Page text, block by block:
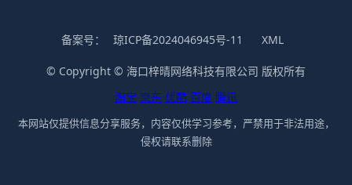
备案号： 琼ICP备2024046945号-11 XML
© Copyright © 海口梓晴网络科技有限公司 版权所有
淘宝 京东 优酷 百度 腾讯
本网站仅提供信息分享服务，内容仅供学习参考，严禁用于非法用途，
侵权请联系删除